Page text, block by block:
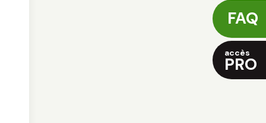
FAQ
accès
PRO